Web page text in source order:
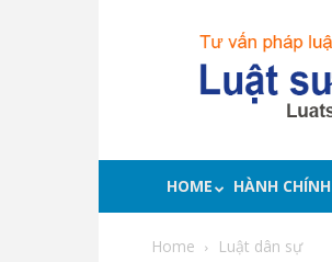
Luật
bảo
lợi,
tư
luật
HOME HÀNH CHÍNH
Home Luật dân sự